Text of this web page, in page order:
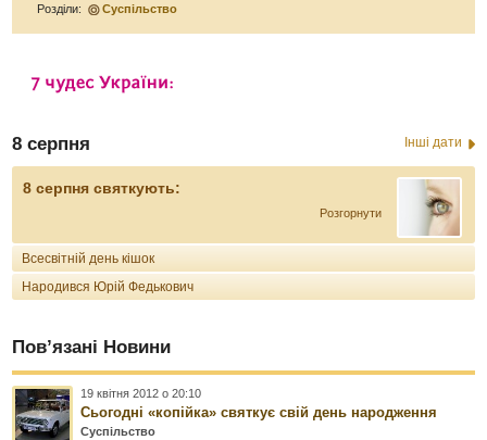
Розділи: Суспільство
8 серпня Інші дати
8 серпня святкують:
Розгорнути
Всесвітній день кішок
Народився Юрій Федькович
Пов’язані Новини
19 квітня 2012 о 20:10
Сьогодні «копійка» святкує свій день народження
Суспільство